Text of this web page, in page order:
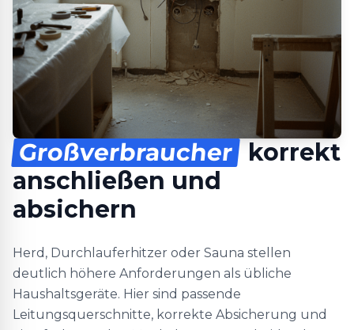
Großverbraucher korrekt
anschließen und
absichern
Herd, Durchlauferhitzer oder Sauna stellen
deutlich höhere Anforderungen als übliche
Haushaltsgeräte. Hier sind passende
Leitungsquerschnitte, korrekte Absicherung und